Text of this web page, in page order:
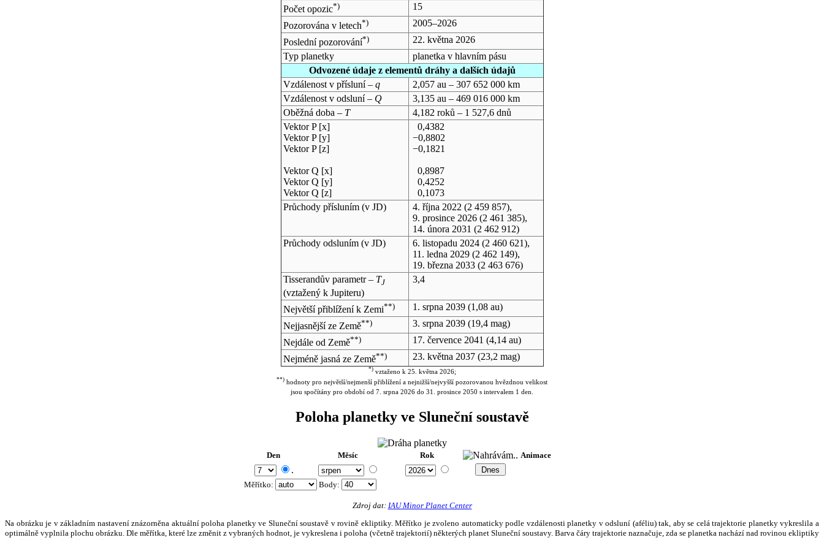
Počet opozic*)
15
Pozorována v letech*)
2005–2026
Poslední pozorování*)
22. května 2026
Typ planetky
planetka v hlavním pásu
Odvozené údaje z elementů dráhy a dalších údajů
Vzdálenost v přísluní – q
2,057 au – 307 652 000 km
Vzdálenost v odsluní – Q
3,135 au – 469 016 000 km
Oběžná doba – T
4,182 roků – 1 527,6 dnů
Vektor P [x]
Vektor P [y]
Vektor P [z]
Vektor Q [x]
Vektor Q [y]
Vektor Q [z]
0,4382
−0,8802
−0,1821
0,8987
0,4252
0,1073
Průchody přísluním (v JD) 4. října 2022 (2 459 857),
9. prosince 2026(2 461 385),
14. února 2031 (2 462 912)
Průchody odsluním (v JD) 6. listopadu 2024(2 460 621),
11. ledna 2029(2 462 149),
19. března 2033(2 463 676)
Tisserandův parametr – TJ
(vztažený k Jupiteru)
3,4
Největší přiblížení k Zemi**) 1. srpna 2039(1,08 au)
Nejjasnější ze Země**) 3. srpna 2039(19,4 mag)
Nejdále od Země**) 17. července 2041 (4,14 au)
Nejméně jasná ze Země**) 23. května 2037(23,2 mag)
*)vztaženo k 25. května 2026;
**) hodnoty pro největší/nejmenší přiblížení a nejnižší/nejvyšší pozorovanou hvězdnou velikost
jsou spočítány pro období od 7. srpna 2026 do 31. prosince 2050 s intervalem 1 den.
Poloha planetky ve Sluneční soustavě
Den Měsíc Rok Animace
.
Měřítko: Body:
Zdroj dat: IAU Minor Planet Center
Na obrázku je v základním nastavení znázorněna aktuální poloha planetky ve Sluneční soustavě v rovině ekliptiky. Měřítko je zvoleno automaticky podle vzdálenosti planetky v odsluní (aféliu) tak, aby se celá trajektorie planetky vykreslila a
optimálně vyplnila plochu obrázku. Dle měřítka, které lze změnit z vybraných hodnot, je vykreslena i poloha (včetně trajektorií) některých planet Sluneční soustavy. Barva čáry trajektorie naznačuje, zda se planetka nachází nad rovinou ekliptiky